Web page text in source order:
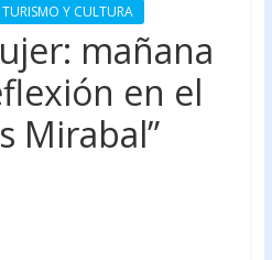
TURISMO Y CULTURA
mañana
en el
Mirabal”